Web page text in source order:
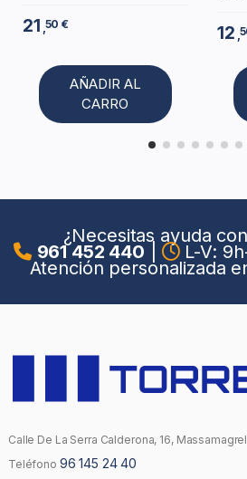
21 ,50 €
AÑADIR AL
CARRO
12 ,
¿Necesitas ayuda
961 452 440 L-V:
Atención personalizada
Calle De La Serra Calderona, 16,
Teléfono 96 145 24 40